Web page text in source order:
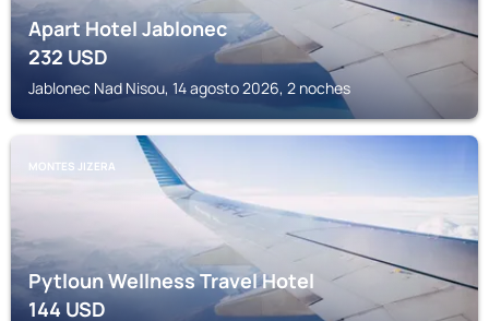
Apart Hotel Jablonec
232USD
Jablonec Nad Nisou, 14 agosto 2026, 2 noches
MONTES JIZERA
Pytloun Wellness Travel Hotel
144USD